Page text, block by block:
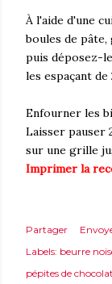
À l'aide d'une
boules de pâte,
puis déposez-
les espaçant de
Enfourner les
Laisser pauser
sur une grille
Imprimer la
Partager
Labels: beurre
pépites de chocolat